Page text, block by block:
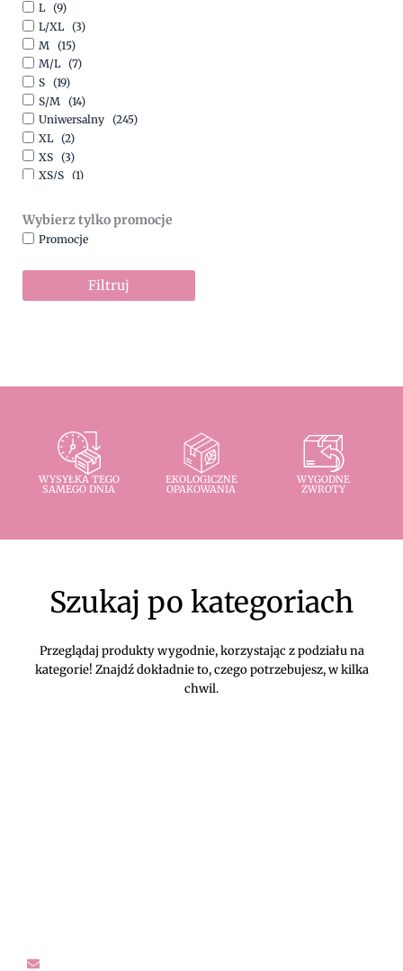
Różowy
Srebrny
Szary
Turkusowy
Zielony
Złoty
(1)
L (9)
L/XL (3)
M (15)
M/L (7)
S (19)
S/M (14)
Uniwersalny (245)
XL (2)
XS (3)
XS/S (1)
Wybierz tylko promocje
Promocje
Filtruj
WYSYŁKA TEGO
SAMEGO DNIA
EKOLOGICZNE
OPAKOWANIA
WYGODNE
ZWROTY
Szukaj po kategoriach
Przeglądaj produkty wygodnie, korzystając z podziału na
kategorie! Znajdź dokładnie to, czego potrzebujesz, w kilka
chwil.